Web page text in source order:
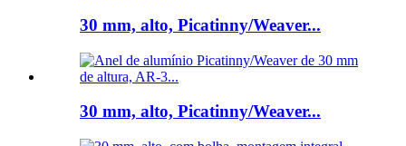
30 mm, alto, Picatinny/Weaver...
30 mm, alto, Picatinny/Weaver...